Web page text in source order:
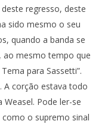
regresso, deste
sido mesmo o seu
quando a banda se
ao mesmo tempo que
para Sassetti”.
A corção estava todo
Pode ler-se
o supremo sinal